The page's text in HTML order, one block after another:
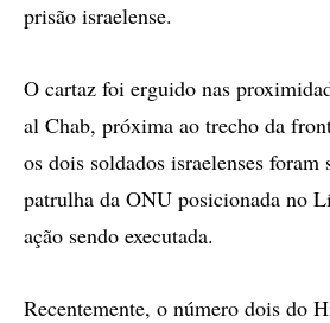
prisão israelense.
O cartaz foi erguido nas
al Chab, próxima ao trecho da
os dois soldados israelenses foram
patrulha da ONU posicionada no
ação sendo executada.
Recentemente, o número dois do